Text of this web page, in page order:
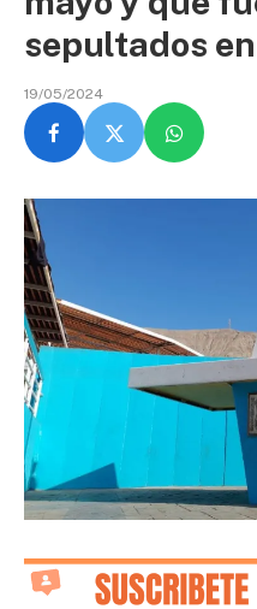
sepultados
19/05/2024